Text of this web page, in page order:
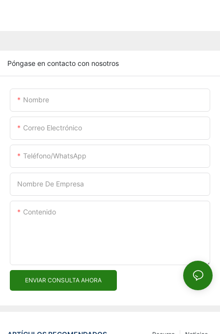
Póngase en contacto con nosotros
Nombre
Correo Electrónico
Teléfono/WhatsApp
Nombre De Empresa
Contenido
ENVIAR CONSULTA AHORA